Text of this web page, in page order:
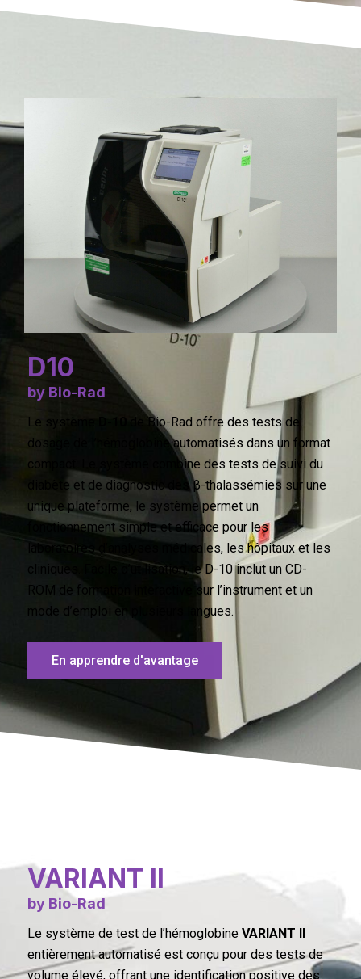
D10
by Bio-Rad
Le système
de Bio-Rad offre des tests de
dosage de l’hémoglobine automatisés dans un format
compact. Le système combine des tests de suivi du
diabète et de diagnostic des β-thalassémies sur une
unique plateforme, le système permet un
fonctionnement simple et efficace pour les
laboratoires d’analyses médicales, les hôpitaux et les
cliniques. Facile d’utilisation, le D-10 inclut un CD-
ROM de formation interactive sur l’instrument et un
mode d’emploi en plusieurs langues.
En apprendre d'avantage
VARIANT II
by Bio-Rad
Le système de test de l’hémoglobine VARIANT II
entièrement automatisé est conçu pour des tests de
volume élevé, offrant une identification positive des